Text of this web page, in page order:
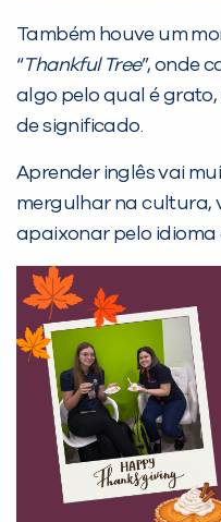
Também houve um
“Thankful Tree”, onde
algo pelo qual é grato,
de significado.
Aprender inglês vai
mergulhar na cultura,
apaixonar pelo
Preencha com
já vamos te
Você é aluno inFlux?